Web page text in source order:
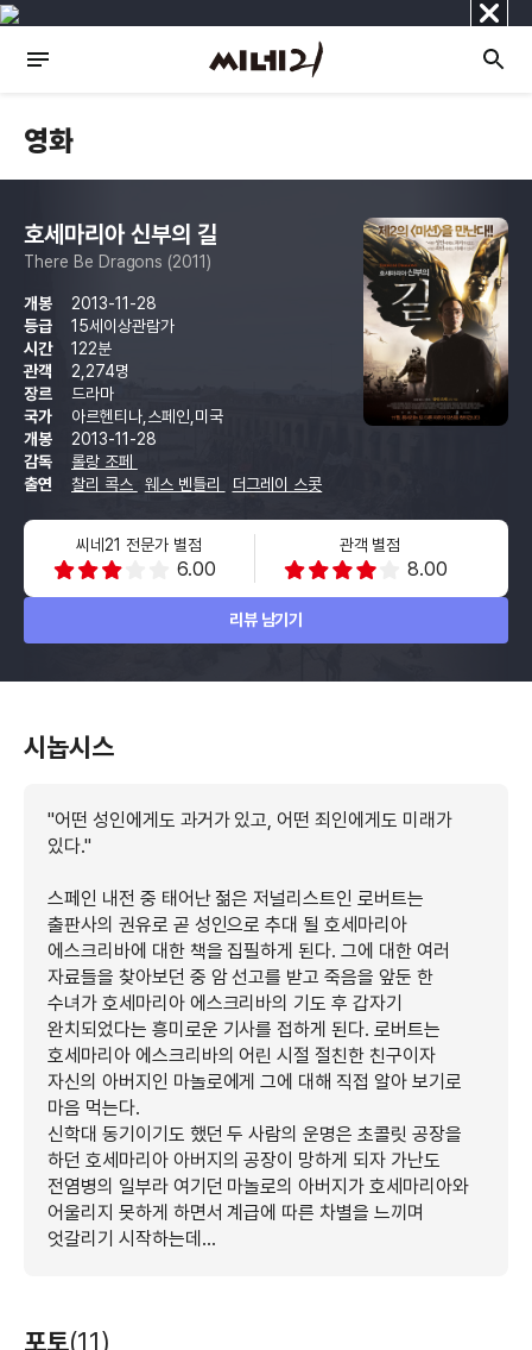
닫
기
영화
호세마리아 신부의 길
There Be Dragons (2011)
개봉
2013-11-28
등급
15세이상관람가
시간
122분
관객
2,274명
장르
드라마
국가
아르헨티나,스페인,미국
개봉
2013-11-28
감독
롤랑 조페
출연
찰리 콕스 웨스 벤틀리 더그레이 스콧
씨네21 전문가 별점
6.00
관객 별점
8.00
리뷰 남기기
시놉시스
"어떤 성인에게도 과거가 있고, 어떤 죄인에게도 미래가
있다."
스페인 내전 중 태어난 젊은 저널리스트인 로버트는
출판사의 권유로 곧 성인으로 추대 될 호세마리아
에스크리바에 대한 책을 집필하게 된다. 그에 대한 여러
자료들을 찾아보던 중 암 선고를 받고 죽음을 앞둔 한
수녀가 호세마리아 에스크리바의 기도 후 갑자기
완치되었다는 흥미로운 기사를 접하게 된다. 로버트는
호세마리아 에스크리바의 어린 시절 절친한 친구이자
자신의 아버지인 마놀로에게 그에 대해 직접 알아 보기로
마음 먹는다.
신학대 동기이기도 했던 두 사람의 운명은 초콜릿 공장을
하던 호세마리아 아버지의 공장이 망하게 되자 가난도
전염병의 일부라 여기던 마놀로의 아버지가 호세마리아와
어울리지 못하게 하면서 계급에 따른 차별을 느끼며
엇갈리기 시작하는데...
포토(11)